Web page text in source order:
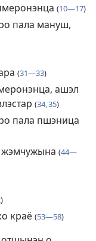
(10—17)
пала мануш,
(31—33)
ашэл
(34, 35)
пала пшэница
жэмчужына (44—
)
краё (53—58)